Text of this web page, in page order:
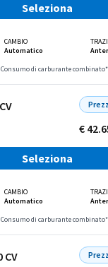
Seleziona
CAMBIO
Automatico
Consumo di carburante
€
Seleziona
CAMBIO
Automatico
Consumo di carburante
CV